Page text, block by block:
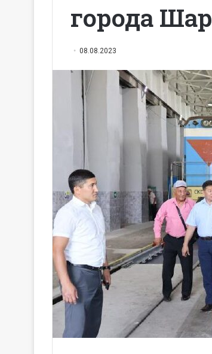
города Шар
08.08.2023